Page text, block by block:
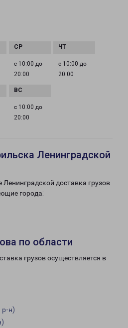
с 10:00 до
20:00
с 10:00 до
20:00
с 10:00 до
20:00
Ленинградской
доставка грузов
города:
по области
грузов осуществляется в
р-н)